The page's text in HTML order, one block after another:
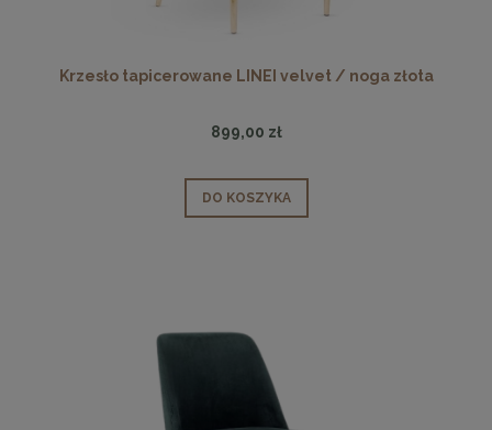
Krzesło tapicerowane LINEI velvet / noga złota
899,00 zł
DO KOSZYKA